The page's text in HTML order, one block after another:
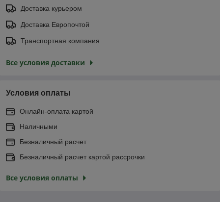
Доставка курьером
Доставка Европочтой
Транспортная компания
Все условия доставки
Условия оплаты
Онлайн-оплата картой
Наличными
Безналичный расчет
Безналичный расчет картой рассрочки
Все условия оплаты